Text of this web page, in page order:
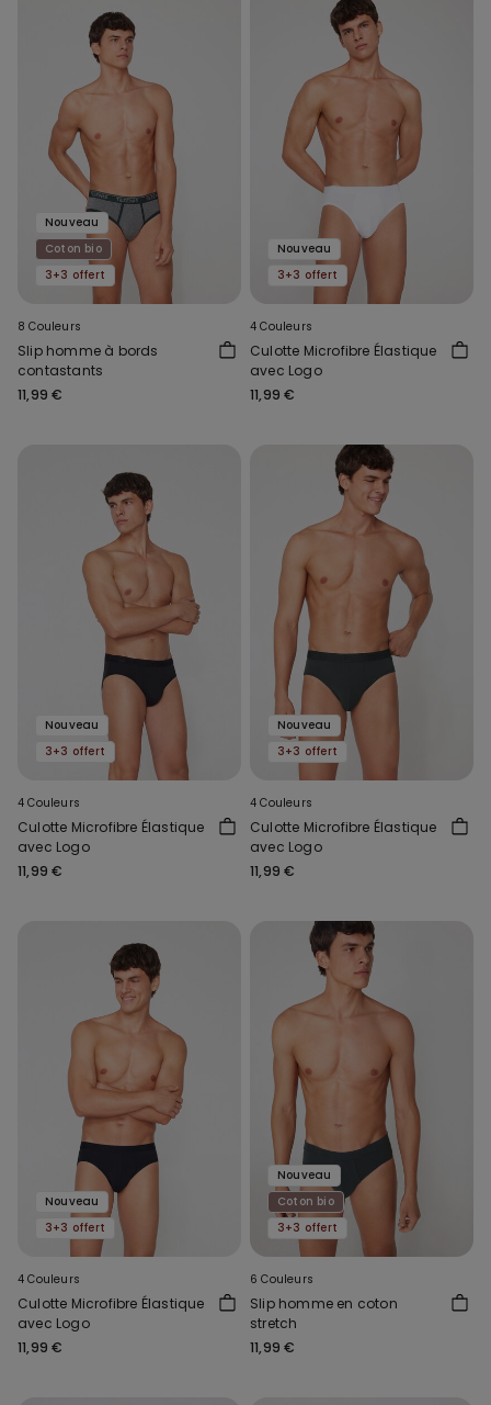
Nouveau
Coton bio
3+3 offert
8 Couleurs
Slip homme à bords
contastants
11,99 €
Nouveau
3+3 offert
4 Couleurs
Culotte Microfibre Élastique
avec Logo
11,99 €
Nouveau
3+3 offert
4 Couleurs
Culotte Microfibre Élastique
avec Logo
11,99 €
Nouveau
3+3 offert
4 Couleurs
Culotte Microfibre Élastique
avec Logo
11,99 €
Nouveau
3+3 offert
4 Couleurs
Culotte Microfibre Élastique
avec Logo
11,99 €
Nouveau
Coton bio
3+3 offert
6 Couleurs
Slip homme en coton
stretch
11,99 €